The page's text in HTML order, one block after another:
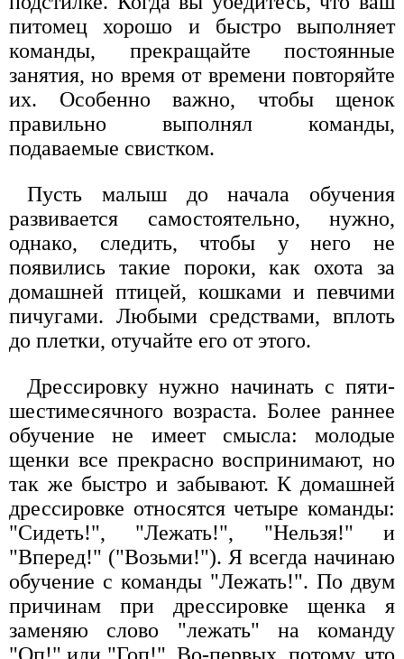
питомец хорошо и быстро выполняет
команды, прекращайте постоянные
занятия, но время от времени повторяйте
их. Особенно важно, чтобы щенок
правильно выполнял команды,
подаваемые свистком.
Пусть малыш до начала обучения
развивается самостоятельно, нужно,
однако, следить, чтобы у него не
появились такие пороки, как охота за
домашней птицей, кошками и певчими
пичугами. Любыми средствами, вплоть
до плетки, отучайте его от этого.
Дрессировку нужно начинать с пяти-
шестимесячного возраста. Более раннее
обучение не имеет смысла: молодые
щенки все прекрасно воспринимают, но
так же быстро и забывают. К домашней
дрессировке относятся четыре команды:
"Сидеть!", "Лежать!", "Нельзя!" и
"Вперед!" ("Возьми!"). Я всегда начинаю
обучение с команды "Лежать!". По двум
причинам при дрессировке щенка я
заменяю слово "лежать" на команду